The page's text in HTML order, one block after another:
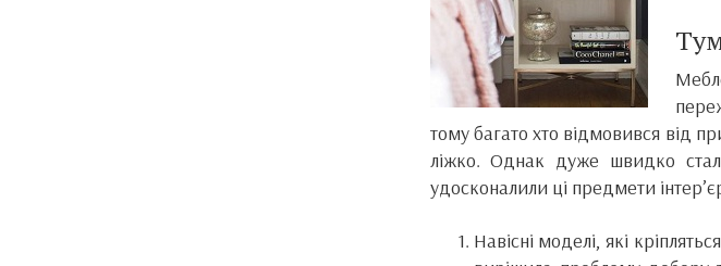
тому багато хто відмовився від
ліжко. Однак дуже швидко
удосконалили ці предмети
Навісні моделі, які